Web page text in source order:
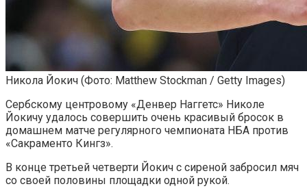
Никола Йокич (Фото: Matthew Stockman / Getty Images)
Сербскому центровому «Денвер Наггетс» Николе
Йокичу удалось совершить очень красивый бросок в
домашнем матче регулярного чемпионата НБА против
«Сакраменто Кингз».
В конце третьей четверти Йокич с сиреной забросил мяч
со своей половины площадки одной рукой.